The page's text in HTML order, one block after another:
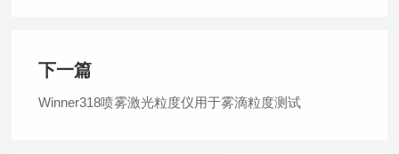
下一篇
Winner318喷雾激光粒度仪用于雾滴粒度测试